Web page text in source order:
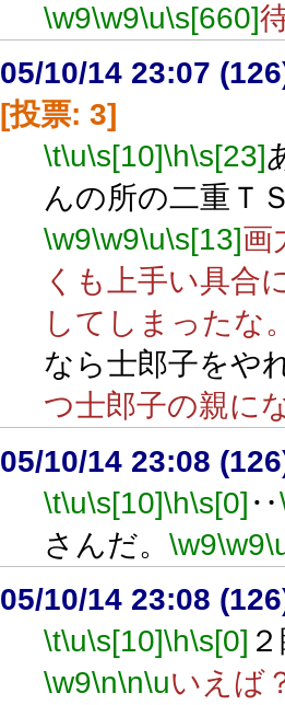
\w9\w9\u\s[660]
05/10/14 23:07
[投票: 3]
\t\u\s[10]\h\s[23]
んの所の二重Ｔ
\w9\w9\u\s[13]画
くも上手い具合
してしまったな
なら士郎子をや
つ士郎子の親に
05/10/14 23:08
\t\u\s[10]\h\s[0] ‥
さんだ。 \w9\w9
05/10/14 23:08
\t\u\s[10]\h\s[0]
\w9\n\n\uいえば